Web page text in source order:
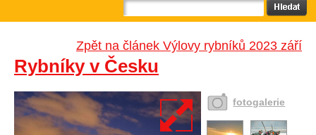
Zpět na článek Výlovy rybníků 2023 září
Rybníky v Česku
fotogalerie